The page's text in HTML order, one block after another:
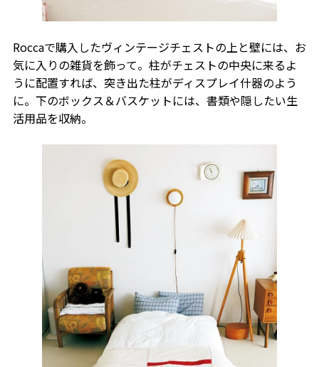
Roccaで購入したヴィンテージチェストの上と壁には、お
気に入りの雑貨を飾って。柱がチェストの中央に来るよ
うに配置すれば、突き出た柱がディスプレイ什器のよう
に。下のボックス＆バスケットには、書類や隠したい生
活用品を収納。